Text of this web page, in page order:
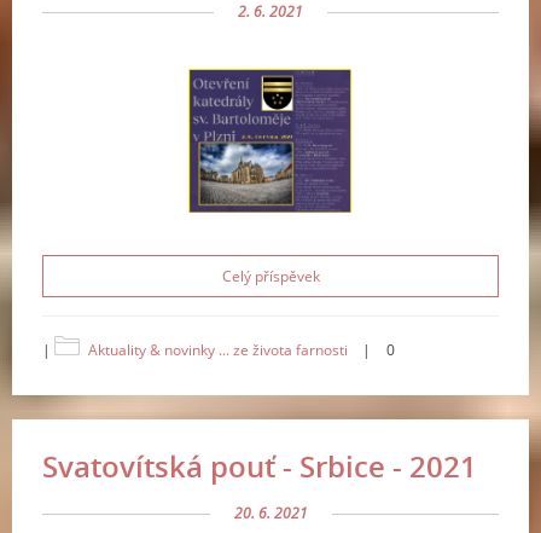
2. 6. 2021
Celý příspěvek
| Aktuality & novinky ... ze života farnosti | 0
Svatovítská pouť - Srbice - 2021
20. 6. 2021